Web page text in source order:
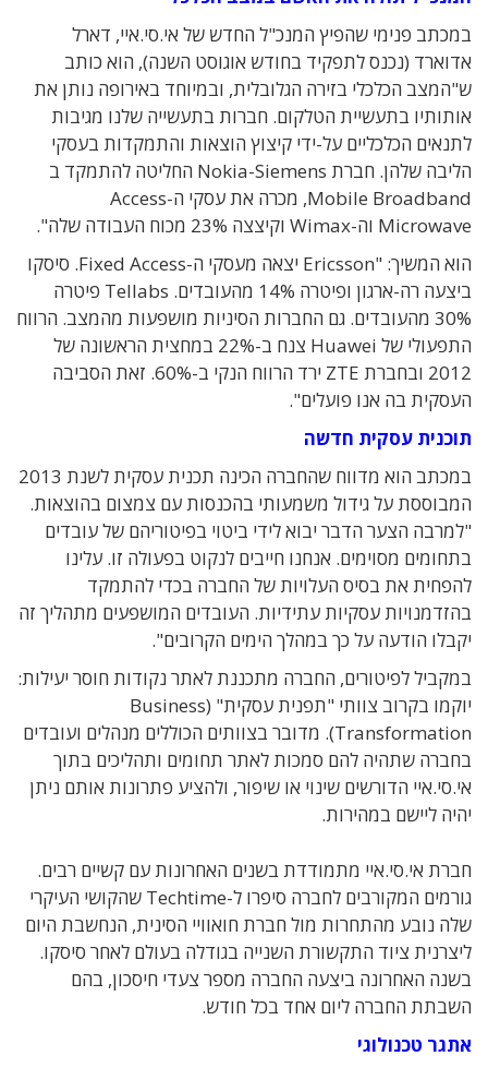
במכתב פנימי שהפיץ המנכ"ל החדש של אי.סי.איי, דארל
אדוארד (נכנס לתפקיד בחודש אוגוסט השנה), הוא כותב
ש"המצב הכלכלי בזירה הגלובלית, ובמיוחד באירופה נותן את
אותותיו בתעשיית הטלקום. חברות בתעשייה שלנו מגיבות
לתנאים הכלכליים על-ידי קיצוץ הוצאות והתמקדות בעסקי
הליבה שלהן. חברת Nokia-Siemens החליטה להתמקד ב
Mobile Broadband, מכרה את עסקי ה-Access
Microwave וה-Wimax וקיצצה 23% מכוח העבודה שלה".
הוא המשיך: "Ericsson יצאה מעסקי ה-Fixed Access. סיסקו
ביצעה רה-ארגון ופיטרה 14% מהעובדים. Tellabs פיטרה
30% מהעובדים. גם החברות הסיניות מושפעות מהמצב. הרווח
התפעולי של Huawei צנח ב-22% במחצית הראשונה של
2012 ובחברת ZTE ירד הרווח הנקי ב-60%. זאת הסביבה
העסקית בה אנו פועלים".
תוכנית עסקית חדשה
במכתב הוא מדווח שהחברה הכינה תכנית עסקית לשנת 2013
המבוססת על גידול משמעותי בהכנסות עם צמצום בהוצאות.
"למרבה הצער הדבר יבוא לידי ביטוי בפיטוריהם של עובדים
בתחומים מסוימים. אנחנו חייבים לנקוט בפעולה זו. עלינו
להפחית את בסיס העלויות של החברה בכדי להתמקד
בהזדמנויות עסקיות עתידיות. העובדים המושפעים מתהליך זה
יקבלו הודעה על כך במהלך הימים הקרובים".
במקביל לפיטורים, החברה מתכננת לאתר נקודות חוסר יעילות:
יוקמו בקרוב צוותי "תפנית עסקית" (Business
Transformation). מדובר בצוותים הכוללים מנהלים ועובדים
בחברה שתהיה להם סמכות לאתר תחומים ותהליכים בתוך
אי.סי.איי הדורשים שינוי או שיפור, ולהציע פתרונות אותם ניתן
יהיה ליישם במהירות.
חברת אי.סי.איי מתמודדת בשנים האחרונות עם קשיים רבים.
גורמים המקורבים לחברה סיפרו ל-Techtime שהקושי העיקרי
שלה נובע מהתחרות מול חברת חואוויי הסינית, הנחשבת היום
ליצרנית ציוד התקשורת השנייה בגודלה בעולם לאחר סיסקו.
בשנה האחרונה ביצעה החברה מספר צעדי חיסכון, בהם
השבתת החברה ליום אחד בכל חודש.
אתגר טכנולוגי